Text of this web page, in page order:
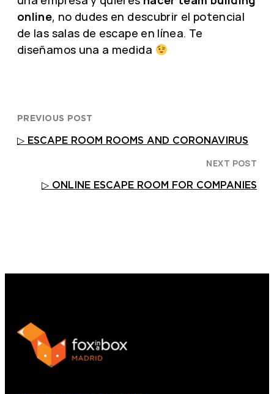
online, no dudes en descubrir el potencial
de las salas de escape en línea. Te
diseñamos una a medida
PREVIOUS POST
▷ ESCAPE ROOM ROOMS AND CORONAVIRUS
NEXT POST
▷ ONLINE ESCAPE ROOM FOR COMPANIES